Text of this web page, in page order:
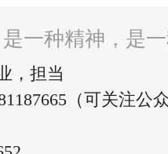
一种精神，是一
，担当
（可关注公